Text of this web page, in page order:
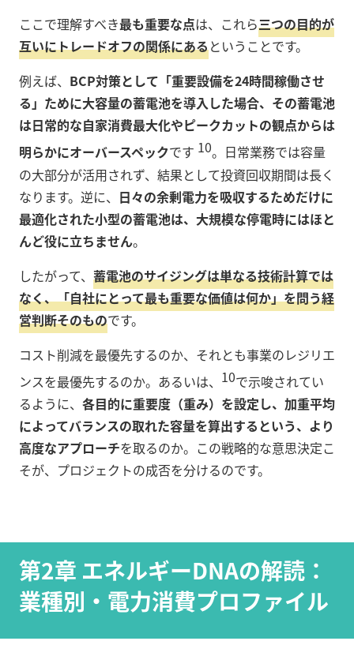
ここで理解すべき最も重要な点は、これら三つの目的が
互いにトレードオフの関係にあるということです。
例えば、 BCP対策として「重要設備を24時間稼働させ
る」ために大容量の蓄電池を導入した場合、その蓄電池
は日常的な自家消費最大化やピークカットの観点からは
明らかにオーバースペックです 10。日常業務では容量
の大部分が活用されず、結果として投資回収期間は長く
なります。逆に、 日々の余剰電力を吸収するためだけに
最適化された小型の蓄電池は、大規模な停電時にはほと
んど役に立ちません。
したがって、 蓄電池のサイジングは単なる技術計算では
なく、「自社にとって最も重要な価値は何か」を問う経
営判断そのものです。
コスト削減を最優先するのか、それとも事業のレジリエ
ンスを最優先するのか。あるいは、 10で示唆されてい
るように、 各目的に重要度（重み）を設定し、加重平均
によってバランスの取れた容量を算出するという、より
高度なアプローチを取るのか。この戦略的な意思決定こ
そが、プロジェクトの成否を分けるのです。
第2章 エネルギーDNAの解読：
業種別・電力消費プロファイル